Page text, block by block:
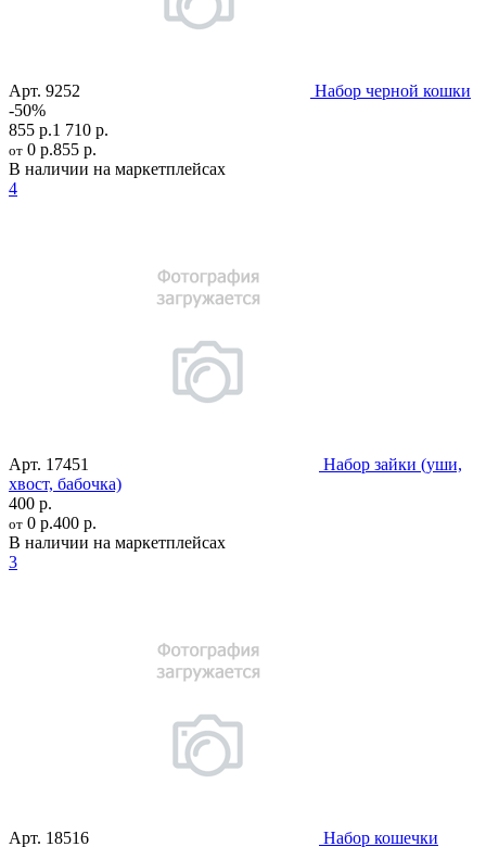
Арт. 9252
Набор черной кошки
-50%
855 р.1 710 р.
от 0 р.855 р.
В наличии на маркетплейсах
4
Арт. 17451
Набор зайки (уши,
хвост, бабочка)
400 р.
от 0 р.400 р.
В наличии на маркетплейсах
3
Арт. 18516 Набор кошечки